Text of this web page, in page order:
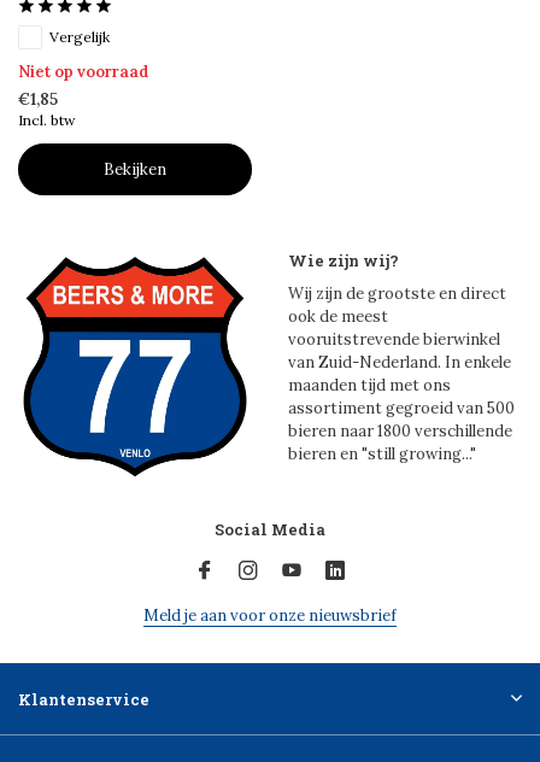
Vergelijk
Niet op voorraad
€1,85
Incl. btw
Bekijken
Wie zijn wij?
Wij zijn de grootste en direct
ook de meest
vooruitstrevende bierwinkel
van Zuid-Nederland. In enkele
maanden tijd met ons
assortiment gegroeid van 500
bieren naar 1800 verschillende
bieren en "still growing..."
Social Media
Meld je aan voor onze nieuwsbrief
Klantenservice